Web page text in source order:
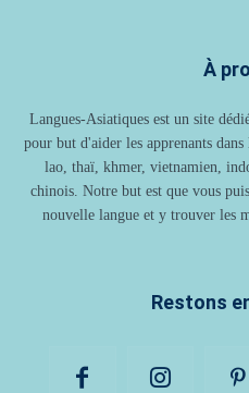
À
Langues-Asiatiques est un site
pour but d'aider les apprenants dans
lao, thaï, khmer, vietnamien,
chinois. Notre but est que vous
nouvelle langue et y trouver les
Restons